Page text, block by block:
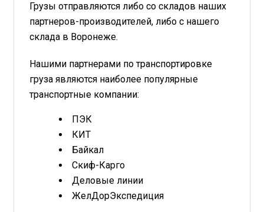
Грузы отправляются либо со складов наших
партнеров-производителей, либо с нашего
склада в Воронеже.
Нашими партнерами по транспортировке
груза являются наиболее популярные
транспортные компании:
ПЭК
КИТ
Байкал
Скиф-Карго
Деловые линии
ЖелДорЭкспедиция